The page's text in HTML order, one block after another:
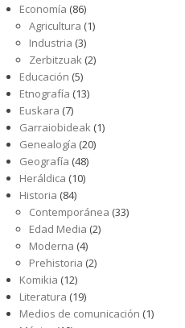
Economía (86)
Agricultura (1)
Industria (3)
Zerbitzuak (2)
Educación (5)
Etnografía (13)
Euskara (7)
Garraiobideak (1)
Genealogía (20)
Geografía (48)
Heráldica (10)
Historia (84)
Contemporánea (33)
Edad Media (2)
Moderna (4)
Prehistoria (2)
Komikia (12)
Literatura (19)
Medios de comunicación (1)